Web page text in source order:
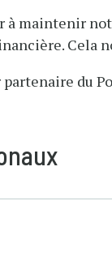
à maintenir
Cela
du